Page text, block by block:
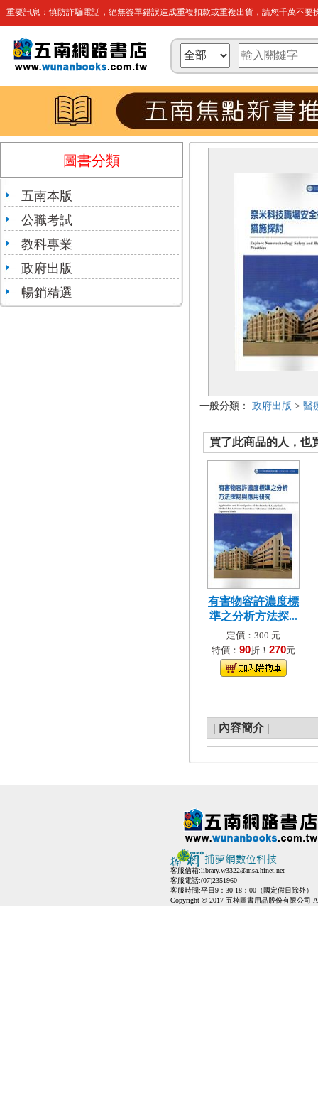
重要訊息：慎防詐騙電話，絕無簽單錯誤造成重複扣款或重複出貨，請您千萬不要
圖書分類
五南本版
公職考試
教科專業
政府出版
暢銷精選
一般分類： 政府出版 > 醫
買了此商品的人，也
有害物容許濃度標
準之分析方法探...
定價：300 元
特價： 90折！ 270元
| 內容簡介 |
客服信箱:library.w3322@msa.hinet.net
客服電話:(07)2351960
客服時間:平日9：30-18：00（國定假日除外）
Copyright © 2017 五楠圖書用品股份有限公司